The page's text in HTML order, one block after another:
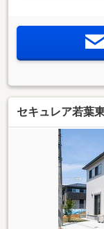
セキュレア若葉